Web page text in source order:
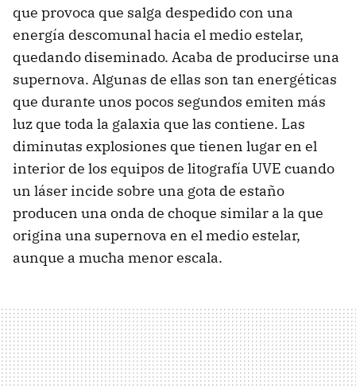
que provoca que salga despedido con una
energía descomunal hacia el medio estelar,
quedando diseminado. Acaba de producirse una
supernova. Algunas de ellas son tan energéticas
que durante unos pocos segundos emiten más
luz que toda la galaxia que las contiene. Las
diminutas explosiones que tienen lugar en el
interior de los equipos de litografía UVE cuando
un láser incide sobre una gota de estaño
producen una onda de choque similar a la que
origina una supernova en el medio estelar,
aunque a mucha menor escala.